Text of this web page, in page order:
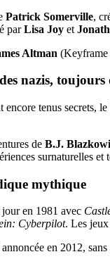
Patrick Somerville,
parLisa Joy et
Altman
nazis, toujours
encore tenus secrets, le
de B.J.
surnaturelles
mythique
en 1981 avec
Cyberpilot. Les
en 2012,